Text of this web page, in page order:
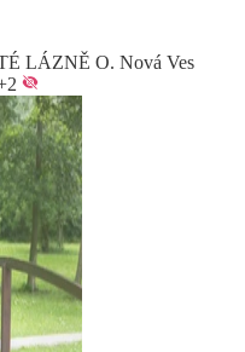
LÁZNĚ O. Nová Ves